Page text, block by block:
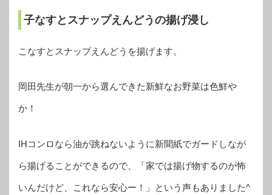
子なすとスナップえんどうの揚げ浸し
こなすとスナップえんどうを揚げます。
岡田先生が朝一から選んできた新鮮なお野菜は色鮮や
か！
IHコンロなら油が跳ねないように新聞紙でガードしなが
ら揚げることができるので、「家では揚げ物するのが怖
いんだけど、これなら安心ー！」という声もありました^